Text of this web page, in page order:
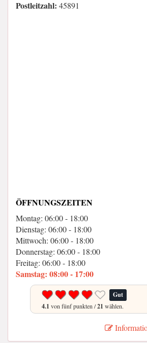
Postleitzahl: 45891
ÖFFNUNGSZEITEN
Montag: 06:00 - 18:00
Dienstag: 06:00 - 18:00
Mittwoch: 06:00 - 18:00
Donnerstag: 06:00 - 18:00
Freitag: 06:00 - 18:00
Samstag: 08:00 - 17:00
Gut
4.1 von fünf punkten /21 wählen.